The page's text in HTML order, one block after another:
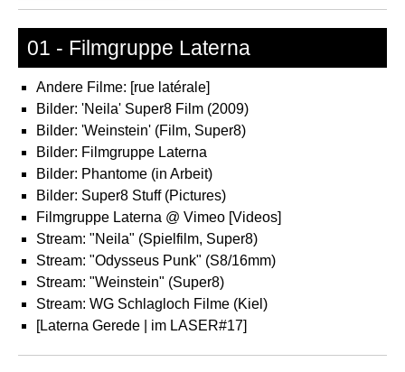
01 - Filmgruppe Laterna
Andere Filme: [rue latérale]
Bilder: 'Neila' Super8 Film (2009)
Bilder: 'Weinstein' (Film, Super8)
Bilder: Filmgruppe Laterna
Bilder: Phantome (in Arbeit)
Bilder: Super8 Stuff (Pictures)
Filmgruppe Laterna @ Vimeo [Videos]
Stream: "Neila" (Spielfilm, Super8)
Stream: "Odysseus Punk" (S8/16mm)
Stream: "Weinstein" (Super8)
Stream: WG Schlagloch Filme (Kiel)
[Laterna Gerede | im LASER#17]